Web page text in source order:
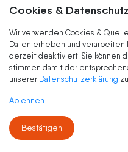
Stüdemann.
Das Original in
Merkurring 116 -
Cookies & Datenschutz
Wir verwenden Cookies &
Daten erheben und verarbeiten
derzeit deaktiviert. Sie können
stimmen damit der
unserer Datenschutzerklärung
Ablehnen
Bestätigen